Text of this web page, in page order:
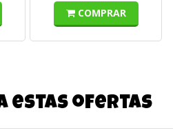
COMPRAR
estas ofertas